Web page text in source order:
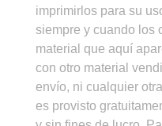
imprimirlos para su
siempre y cuando los
material que aquí
con otro material
envío, ni cualquier
es provisto